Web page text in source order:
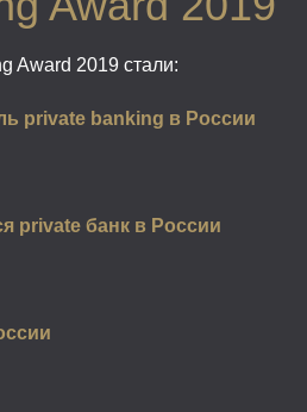
Award 2019 стали:
private banking в России
private банк в России